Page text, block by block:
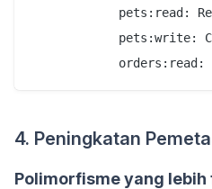
pets:read:
pets:write:
4. Peningkatan
Polimorfisme yang lebih